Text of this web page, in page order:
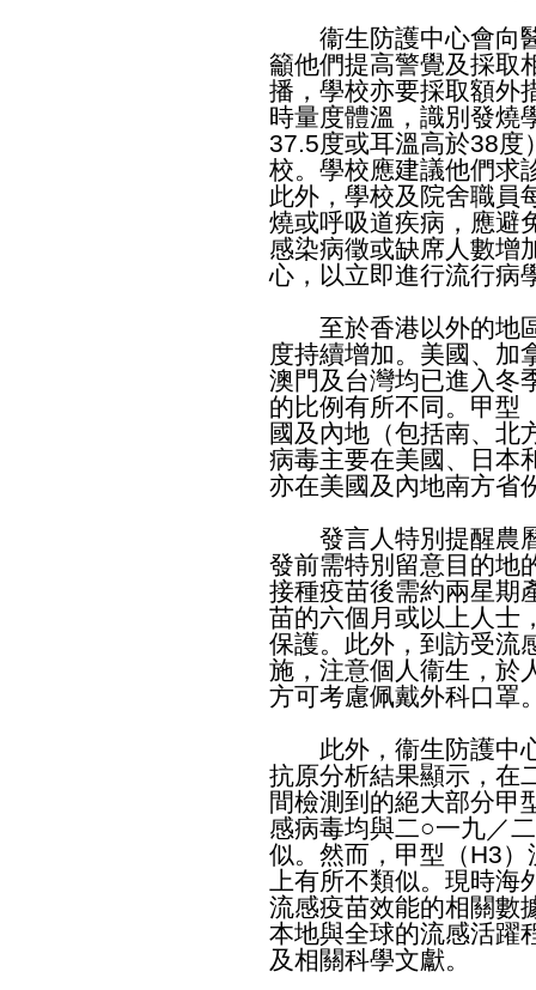
衞生防護中心會向醫
籲他們提高警覺及採取
播，學校亦要採取額外
時量度體溫，識別發燒
37.5度或耳溫高於38度
校。學校應建議他們求
此外，學校及院舍職員
燒或呼吸道疾病，應避
感染病徵或缺席人數增
心，以立即進行流行病
至於香港以外的地區
度持續增加。美國、加
澳門及台灣均已進入冬
的比例有所不同。甲型
國及內地（包括南、北
病毒主要在美國、日本
亦在美國及內地南方省
發言人特別提醒農曆
發前需特別留意目的地
接種疫苗後需約兩星期
苗的六個月或以上人士
保護。此外，到訪受流
施，注意個人衞生，於
方可考慮佩戴外科口罩
此外，衞生防護中心
抗原分析結果顯示，在
間檢測到的絕大部分甲
感病毒均與二○一九／
似。然而，甲型（H3
上有所不類似。現時
流感疫苗效能的相關數
本地與全球的流感活躍
及相關科學文獻。